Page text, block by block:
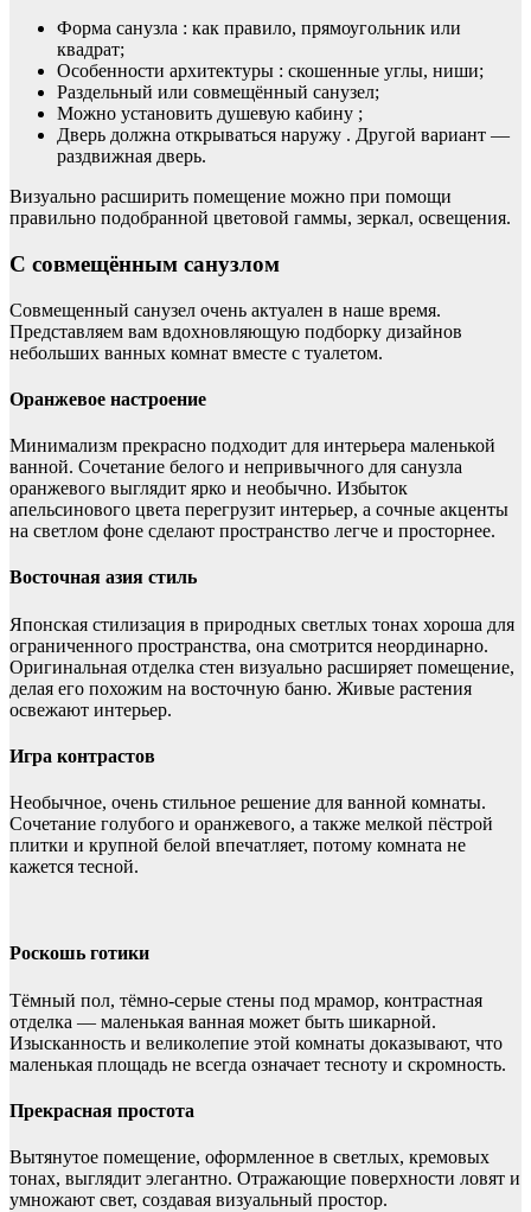
Форма санузла : как правило, прямоугольник или
квадрат;
Особенности архитектуры : скошенные углы, ниши;
Раздельный или совмещённый санузел;
Можно установить душевую кабину ;
Дверь должна открываться наружу . Другой вариант —
раздвижная дверь.
Визуально расширить помещение можно при помощи
правильно подобранной цветовой гаммы, зеркал, освещения.
С совмещённым санузлом
Совмещенный санузел очень актуален в наше время.
Представляем вам вдохновляющую подборку дизайнов
небольших ванных комнат вместе с туалетом.
Оранжевое настроение
Минимализм прекрасно подходит для интерьера маленькой
ванной. Сочетание белого и непривычного для санузла
оранжевого выглядит ярко и необычно. Избыток
апельсинового цвета перегрузит интерьер, а сочные акценты
на светлом фоне сделают пространство легче и просторнее.
Восточная азия стиль
Японская стилизация в природных светлых тонах хороша для
ограниченного пространства, она смотрится неординарно.
Оригинальная отделка стен визуально расширяет помещение,
делая его похожим на восточную баню. Живые растения
освежают интерьер.
Игра контрастов
Необычное, очень стильное решение для ванной комнаты.
Сочетание голубого и оранжевого, а также мелкой пёстрой
плитки и крупной белой впечатляет, потому комната не
кажется тесной.
Роскошь готики
Тёмный пол, тёмно-серые стены под мрамор, контрастная
отделка — маленькая ванная может быть шикарной.
Изысканность и великолепие этой комнаты доказывают, что
маленькая площадь не всегда означает тесноту и скромность.
Прекрасная простота
Вытянутое помещение, оформленное в светлых, кремовых
тонах, выглядит элегантно. Отражающие поверхности ловят и
умножают свет, создавая визуальный простор.